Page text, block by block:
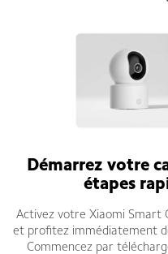
Démarrez votre
étapes
Activez votre Xiaomi Smart
et profitez immédiatement
Commencez par